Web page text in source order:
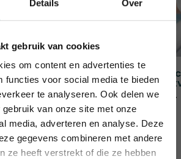
Details Over
gebruik van cookies
om content en advertenties te
functies voor social media te bieden
te analyseren. Ook delen we
van onze site met onze
media, adverteren en analyse. Deze
gegevens combineren met andere
ze heeft verstrekt of die ze hebben
basis
2 dagen
v.a. € 269
informatie
Duur
korting t.e.m. 15 augustus,
de zomeractie definitief.
Sluiten